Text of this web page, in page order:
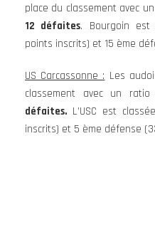
place du classement avec
12 défaites. Bourgoin est
points inscrits) et 15 ème
US Carcassonne : Les
classement avec un
défaites. L’USC est
inscrits) et 5 ème défense